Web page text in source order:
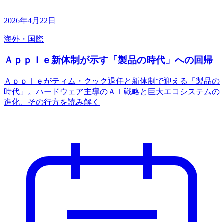
2026年4月22日
海外・国際
Ａｐｐｌｅ新体制が示す「製品の時代」への回帰
Ａｐｐｌｅがティム・クック退任と新体制で迎える「製品の
時代」。ハードウェア主導のＡＩ戦略と巨大エコシステムの
進化、その行方を読み解く